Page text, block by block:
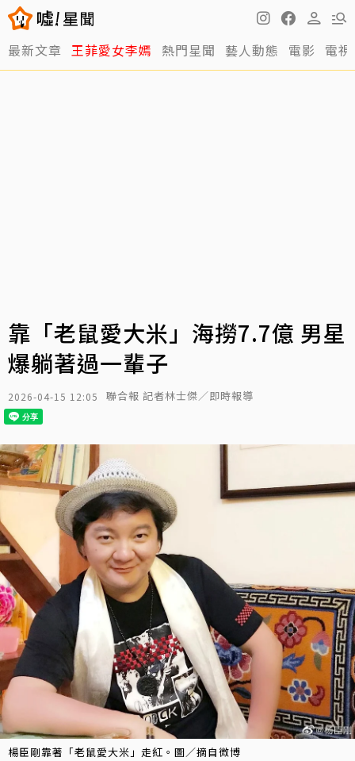
最新文章 王菲愛女李嫣 熱門星聞 藝人動態 電影 電視
靠「老鼠愛大米」海撈7.7億 男星
爆躺著過一輩子
2026-04-15 12:05 聯合報 記者林士傑／即時報導
楊臣剛靠著「老鼠愛大米」走紅。圖／摘自微博